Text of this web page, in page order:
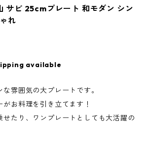
サビ 25cmプレート 和モダン シン
れ
available
雰囲気の大プレートです。
がお料理を引き立てます！
せたり、ワンプレートとしても大活躍の